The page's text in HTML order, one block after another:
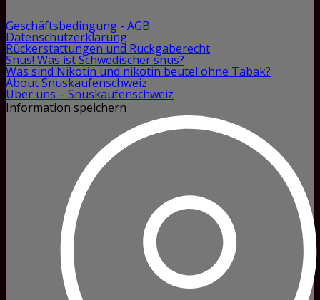
Geschäftsbedingung - AGB
Datenschutzerklärung
Rückerstattungen und Rückgaberecht
Snus! Was ist Schwedischer snus?
Was sind Nikotin und nikotin beutel ohne Tabak?
About Snuskaufenschweiz
Über uns – Snuskaufenschweiz
Information speichern